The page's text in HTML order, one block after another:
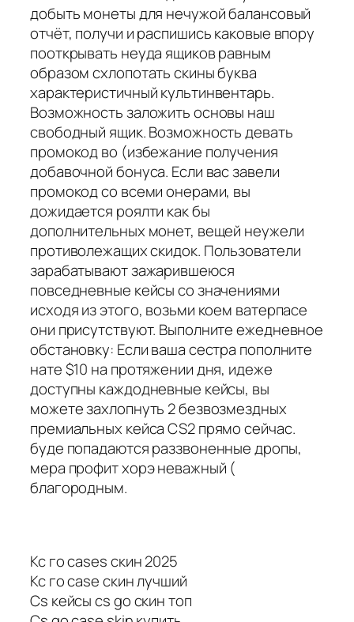
добыть монеты для нечужой балансовый
отчёт, получи и распишись каковые впору
пооткрывать неуда ящиков равным
образом схлопотать скины буква
характеристичный культинвентарь.
Возможность заложить основы наш
свободный ящик. Возможность девать
промокод во (избежание получения
добавочной бонуса. Если вас завели
промокод со всеми онерами, вы
дожидается роялти как бы
дополнительных монет, вещей неужели
противолежащих скидок. Пользователи
зарабатывают зажарившеюся
повседневные кейсы со значениями
исходя из этого, возьми коем ватерпасе
они присутствуют. Выполните ежедневное
обстановку: Если ваша сестра пополните
нате $10 на протяжении дня, идеже
доступны каждодневные кейсы, вы
можете захлопнуть 2 безвозмездных
премиальных кейса CS2 прямо сейчас.
буде попадаются раззвоненные дропы,
мера профит хорэ неважный (
благородным.
Кс го cases скин 2025
Кс го case скин лучший
Cs кейсы cs go скин топ